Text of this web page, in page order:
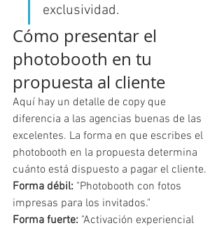
exclusividad.
Cómo presentar el
photobooth en tu
propuesta al cliente
Aquí hay un detalle de copy que
diferencia a las agencias buenas de las
excelentes. La forma en que escribes el
photobooth en la propuesta determina
cuánto está dispuesto a pagar el cliente.
Forma débil: "Photobooth con fotos
impresas para los invitados."
Forma fuerte: "Activación experiencial